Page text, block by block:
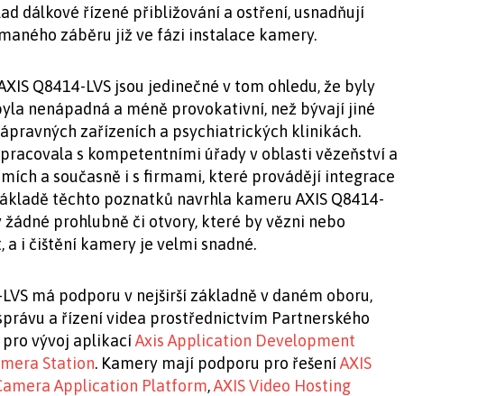
dálkové řízené přibližování a ostření, usnadňují
záběru již ve fázi instalace kamery.
Q8414-LVS jsou jedinečné v tom ohledu, že byly
nenápadná a méně provokativní, než bývají jiné
zařízeních a psychiatrických klinikách.
s kompetentními úřady v oblasti vězeňství a
a současně i s firmami, které provádějí integrace
těchto poznatků navrhla kameru AXIS Q8414-
žádné prohlubně či otvory, které by vězni nebo
i čištění kamery je velmi snadné.
má podporu v nejširší základně v daném oboru,
a řízení videa prostřednictvím Partnerského
vývoj aplikacíAxis Application Development
Station. Kamery mají podporu pro řešeníAXIS
Application Platform,AXIS Video Hosting